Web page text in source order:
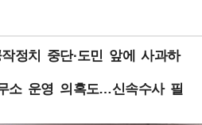
정치 중단·도민 앞에 사과하
소 운영 의혹도…신속수사 필